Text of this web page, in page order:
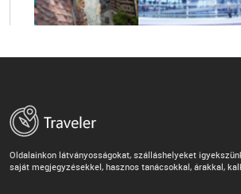
Oldalainkon látványosságokat, szálláshelyeket
saját megjegyzésekkel, hasznos tanácsokkal, árakkal,